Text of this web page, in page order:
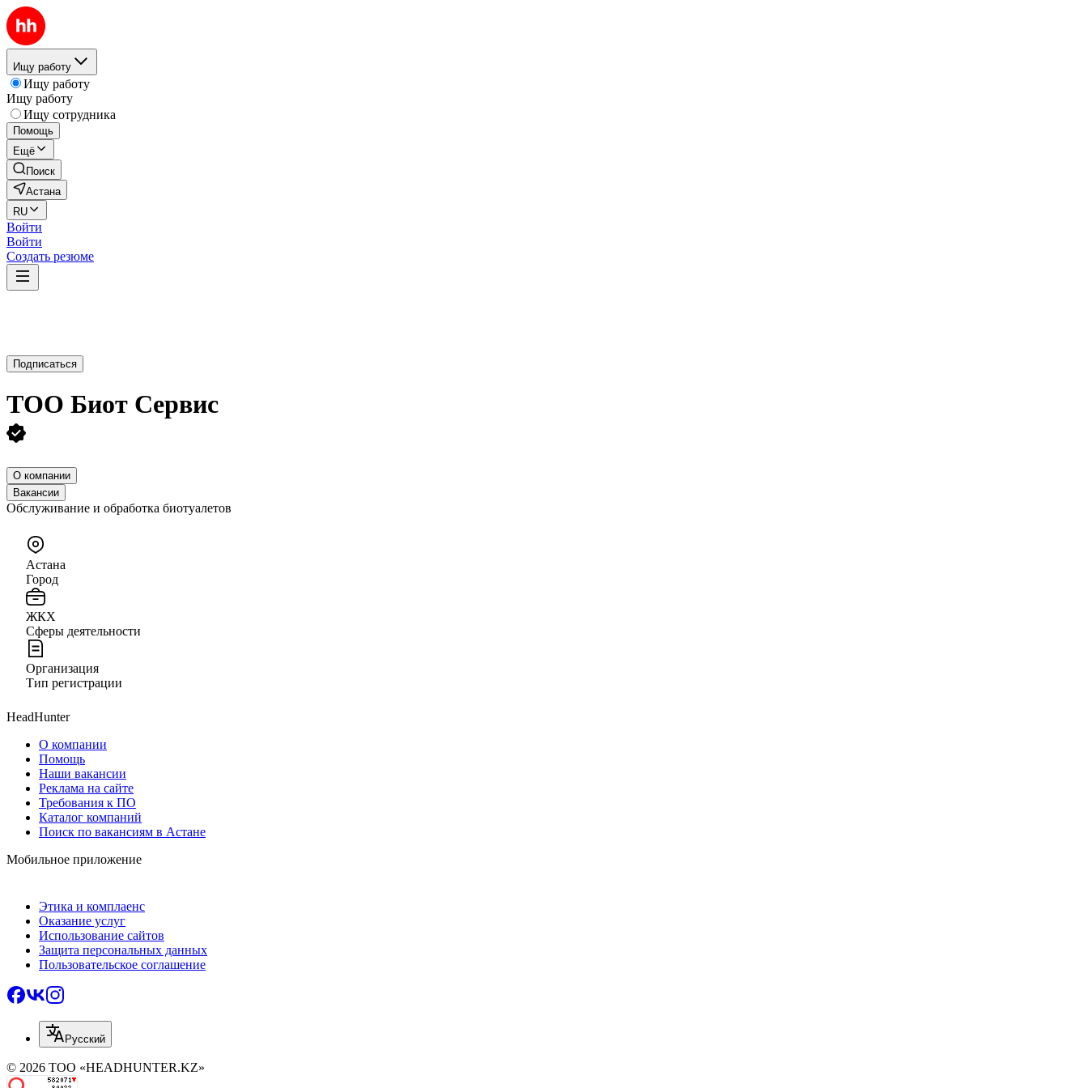
Ищу работу
Ищу работу
Ищу работу
Ищу сотрудника
Помощь
Ещё
Поиск
Астана
RU
Войти
Войти
Создать резюме
Подписаться
ТОО Биот Сервис
О компании
Вакансии
Обслуживание и обработка биотуалетов
Астана
Город
ЖКХ
Сферы деятельности
Организация
Тип регистрации
HeadHunter
О компании
Помощь
Наши вакансии
Реклама на сайте
Требования к ПО
Каталог компаний
Поиск по вакансиям в Астане
Мобильное приложение
Этика и комплаенс
Оказание услуг
Использование сайтов
Защита персональных данных
Пользовательское соглашение
Русский
© 2026 ТОО «HEADHUNTER.KZ»